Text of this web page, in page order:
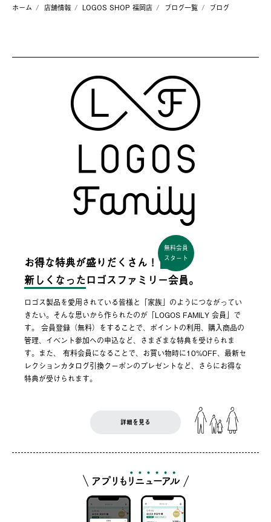
ホーム 店舗情報 LOGOS SHOP 福岡店 ブログ一覧 ブログ
お得な特典が盛りだくさん！
無料会員
スタート
新しくなった ロゴスファミリー会員。
ロゴス製品を愛用されている皆様と「家族」のようにつながってい
きたい。そんな思いから作られたのが「LOGOS FAMILY 会員」で
す。 会員登録（無料）をすることで、ポイントの利用、購入商品の
管理、イベント参加への申込など、さまざまな特典を受けられま
す。また、 有料会員になることで、お買い物時に10%OFF、最新セ
レクションカタログ引換クーポンのプレゼントなど、さらにお得な
特典が受けられます。
詳細を見る